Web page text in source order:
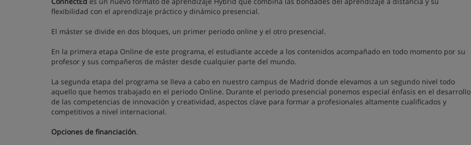
flexibilidad con el aprendizaje práctico y dinámico presencial.
El máster se divide en dos bloques, un primer periodo online y el otro presencial.
En la primera etapa Online de este programa, el estudiante accede a los contenidos acompañado en todo momento por su
profesor y sus compañeros de máster desde cualquier parte del mundo.
La segunda etapa del programa se lleva a cabo en nuestro campus de Madrid donde elevamos a un segundo nivel todo
aquello que hemos trabajado en el periodo Online. Durante el periodo presencial ponemos especial énfasis en el desarrollo
de las competencias de innovación y creatividad, aspectos clave para formar a profesionales altamente cualificados y
competitivos a nivel internacional.
Opciones de financiación.